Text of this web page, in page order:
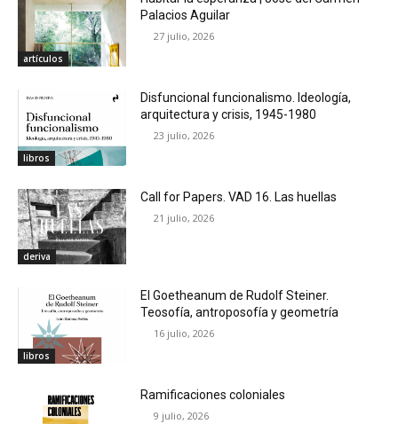
artículos
Palacios Aguilar
27 julio, 2026
libros
Disfuncional funcionalismo. Ideología,
arquitectura y crisis, 1945-1980
23 julio, 2026
deriva
Call for Papers. VAD 16. Las huellas
21 julio, 2026
libros
El Goetheanum de Rudolf Steiner.
Teosofía, antroposofía y geometría
16 julio, 2026
Ramificaciones coloniales
9 julio, 2026